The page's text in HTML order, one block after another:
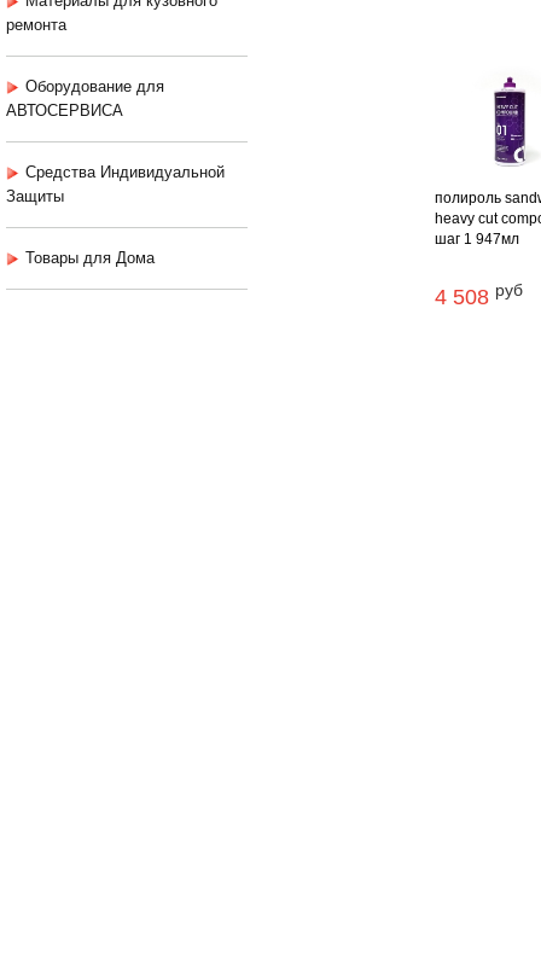
ремонта
Оборудование для
АВТОСЕРВИСА
Средства Индивидуальной
Защиты
Товары для Дома
полироль
heavy cut
шаг 1 947мл
4 508 руб